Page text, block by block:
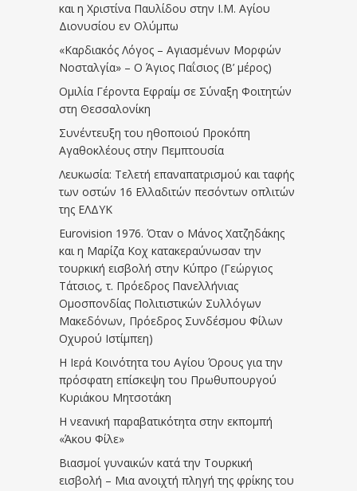
και η Χριστίνα Παυλίδου στην Ι.Μ. Αγίου
Διονυσίου εν Ολύμπω
«Καρδιακός Λόγος – Αγιασμένων Μορφών
Νοσταλγία» – Ο Άγιος Παΐσιος (Β’ μέρος)
Ομιλία Γέροντα Εφραίμ σε Σύναξη Φοιτητών
στη Θεσσαλονίκη
Συνέντευξη του ηθοποιού Προκόπη
Αγαθοκλέους στην Πεμπτουσία
Λευκωσία: Τελετή επαναπατρισμού και ταφής
των οστών 16 Ελλαδιτών πεσόντων οπλιτών
της ΕΛΔΥΚ
Eurovision 1976. Όταν ο Μάνος Χατζηδάκης
και η Μαρίζα Κοχ κατακεραύνωσαν την
τουρκική εισβολή στην Κύπρο (Γεώργιος
Τάτσιος, τ. Πρόεδρος Πανελλήνιας
Ομοσπονδίας Πολιτιστικών Συλλόγων
Μακεδόνων, Πρόεδρος Συνδέσμου Φίλων
Οχυρού Ιστίμπεη)
Η Ιερά Κοινότητα του Αγίου Όρους για την
πρόσφατη επίσκεψη του Πρωθυπουργού
Κυριάκου Μητσοτάκη
Η νεανική παραβατικότητα στην εκπομπή
«Άκου Φίλε»
Βιασμοί γυναικών κατά την Τουρκική
εισβολή – Μια ανοιχτή πληγή της φρίκης του